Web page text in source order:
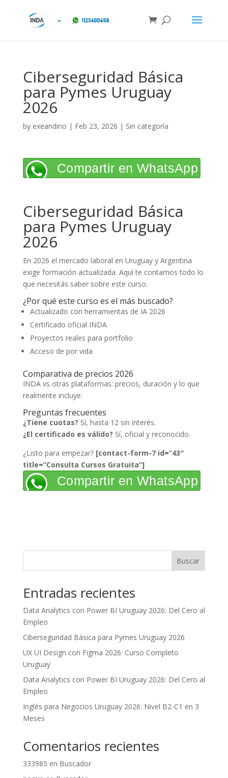
Ciberseguridad Básica
para Pymes Uruguay
2026
by exeandino | Feb 23, 2026 | Sin categoría
Compartir en WhatsApp
Ciberseguridad Básica
para Pymes Uruguay
2026
En 2026 el mercado laboral en Uruguay y Argentina
exige formación actualizada. Aquí te contamos todo lo
que necesitás saber sobre este curso.
¿Por qué este curso es el más buscado?
Actualizado con herramientas de IA 2026
Certificado oficial INDA
Proyectos reales para portfolio
Acceso de por vida
Comparativa de precios 2026
INDA vs otras plataformas: precios, duración y lo que
realmente incluye.
Preguntas frecuentes
¿Tiene cuotas? Sí, hasta 12 sin interés.
¿El certificado es válido? Sí, oficial y reconocido.
¿Listo para empezar? [contact-form-7 id=”43″
title=”Consulta Cursos Gratuita”]
Compartir en WhatsApp
Buscar
Entradas recientes
Data Analytics con Power BI Uruguay 2026: Del Cero al
Empleo
Ciberseguridad Básica para Pymes Uruguay 2026
UX UI Design con Figma 2026: Curso Completo
Uruguay
Data Analytics con Power BI Uruguay 2026: Del Cero al
Empleo
Inglés para Negocios Uruguay 2026: Nivel B2-C1 en 3
Meses
Comentarios recientes
333985 en Buscador